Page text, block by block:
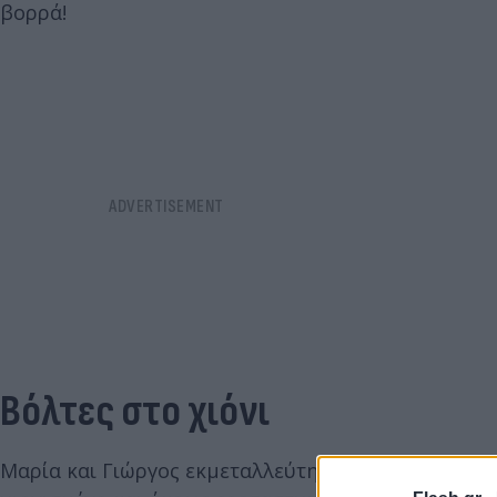
βορρά!
Βόλτες στο χιόνι
Μαρία και Γιώργος εκμεταλλεύτηκαν τις αργίες